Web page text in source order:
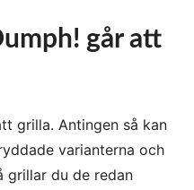
går att
grilla. Antingen så kan
varianterna och
grillar du de redan